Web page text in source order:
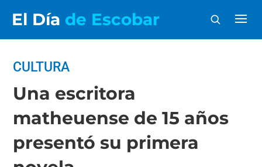
El Día de Escobar
CULTURA
Una escritora
matheuense de 15 años
presentó su primera